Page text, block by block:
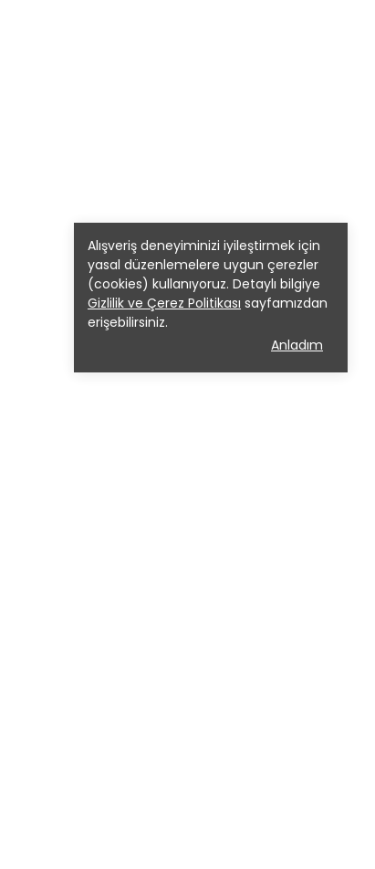
Alışveriş deneyiminizi iyileştirmek için
yasal düzenlemelere uygun çerezler
(cookies) kullanıyoruz. Detaylı bilgiye
Gizlilik ve Çerez Politikası sayfamızdan
erişebilirsiniz.
Anladım